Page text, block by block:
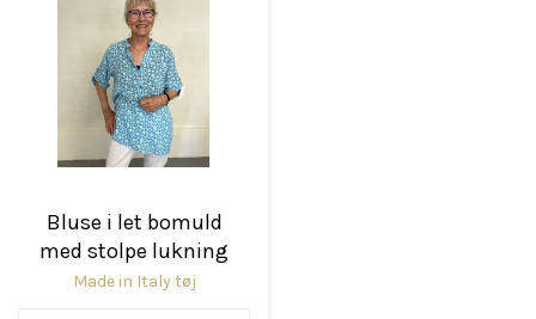
Bluse i let bomuld
med stolpe lukning
Made in Italy tøj